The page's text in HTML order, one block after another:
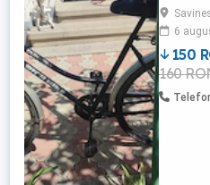
de rugină.
6
150
160